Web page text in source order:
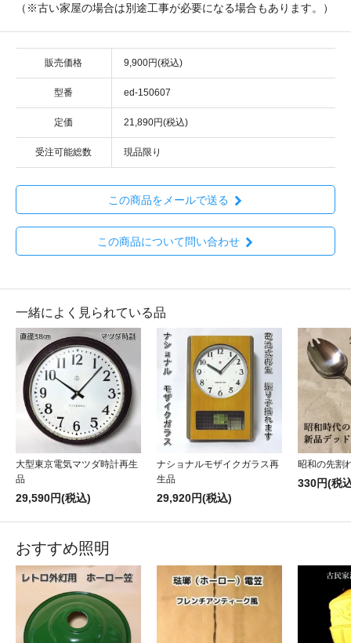
（※古い家屋の場合は別途工事が必要になる場合もあります。）
販売価格 9,900円(税込)
型番 ed-150607
定価 21,890円(税込)
受注可能総数 現品限り
この商品をメールで送る
この商品について問い合わせ
一緒によく見られている品
大型東京電気マツダ時計再生
品
29,590円(税込)
ナショナルモザイクガラス再
生品
29,920円(税込)
昭和の先割
330円(税
おすすめ照明